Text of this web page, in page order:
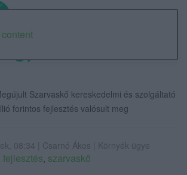
Szarvaskő kereskedelmi és szolgáltató
forintos fejlesztés valósult meg
08:34 | Csarnó Ákos | Környék ügye
fejlesztés, szarvaskő